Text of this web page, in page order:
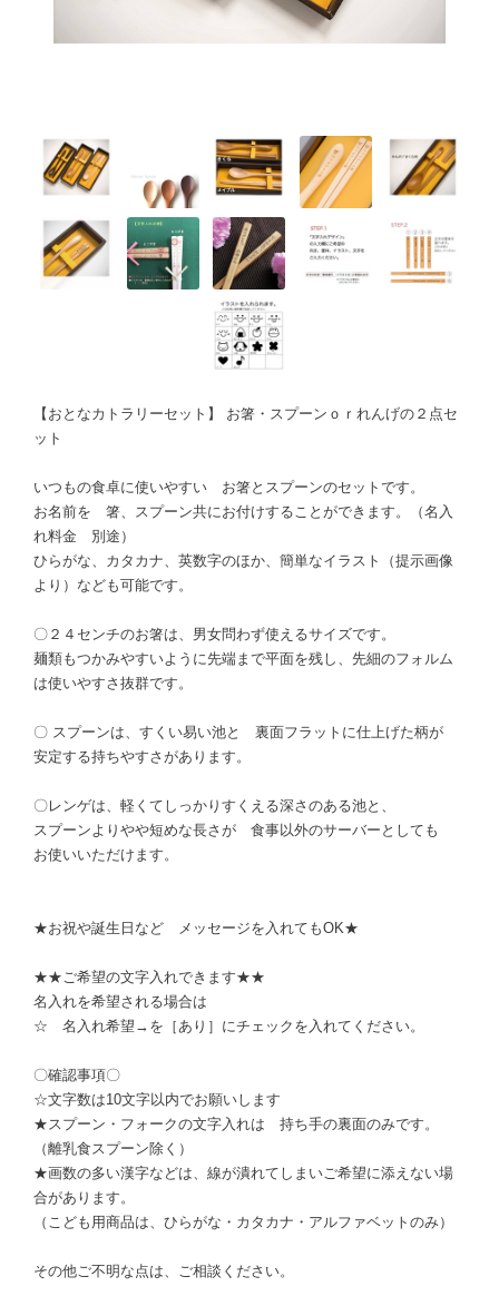
【おとなカトラリーセット】 お箸・スプーンｏｒれんげの２点セ
ット
いつもの食卓に使いやすい お箸とスプーンのセットです。
お名前を 箸、スプーン共にお付けすることができます。（名入
れ料金 別途）
ひらがな、カタカナ、英数字のほか、簡単なイラスト（提示画像
より）なども可能です。
〇２４センチのお箸は、男女問わず使えるサイズです。
麺類もつかみやすいように先端まで平面を残し、先細のフォルム
は使いやすさ抜群です。
〇 スプーンは、すくい易い池と 裏面フラットに仕上げた柄が
安定する持ちやすさがあります。
〇レンゲは、軽くてしっかりすくえる深さのある池と、
スプーンよりやや短めな長さが 食事以外のサーバーとしても
お使いいただけます。
★お祝や誕生日など メッセージを入れてもOK★
★★ご希望の文字入れできます★★
名入れを希望される場合は
☆ 名入れ希望→を［あり］にチェックを入れてください。
〇確認事項〇
☆文字数は10文字以内でお願いします
★スプーン・フォークの文字入れは 持ち手の裏面のみです。
（離乳食スプーン除く）
★画数の多い漢字などは、線が潰れてしまいご希望に添えない場
合があります。
（こども用商品は、ひらがな・カタカナ・アルファベットのみ）
その他ご不明な点は、ご相談ください。